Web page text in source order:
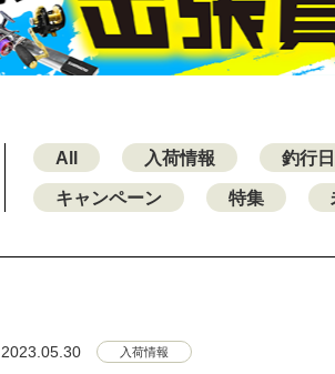
All 入荷情報 釣行
キャンペーン 特集
2023.05.30 入荷情報